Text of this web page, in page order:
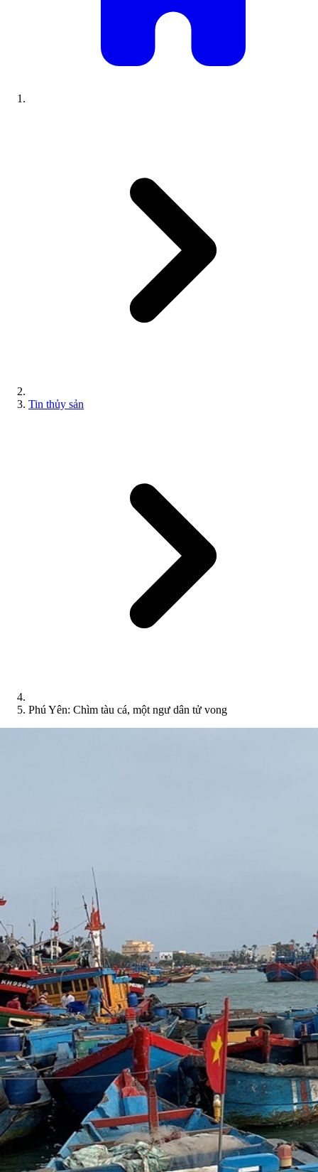
Tin thủy sản
Phú Yên: Chìm tàu cá, một ngư dân tử vong